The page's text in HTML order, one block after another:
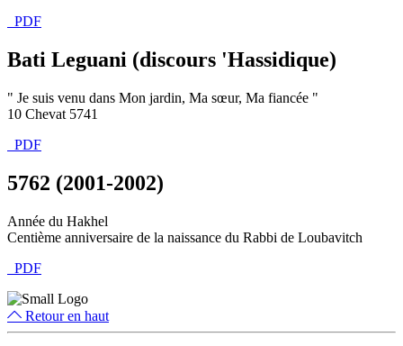
PDF
Bati Leguani (discours 'Hassidique)
" Je suis venu dans Mon jardin, Ma sœur, Ma fiancée "
10 Chevat 5741
PDF
5762 (2001-2002)
Année du Hakhel
Centième anniversaire de la naissance du Rabbi de Loubavitch
PDF
Retour en haut